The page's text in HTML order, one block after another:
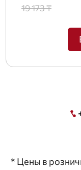
19 173 ₸
* Цены в